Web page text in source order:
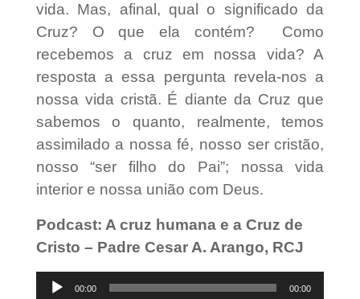
vida. Mas, afinal, qual o significado da
Cruz? O que ela contém?
Como
recebemos a cruz em nossa vida? A
resposta a essa pergunta revela-nos a
nossa vida cristã. É diante da Cruz que
sabemos o quanto, realmente, temos
assimilado a nossa fé, nosso ser cristão,
nosso “ser filho do Pai”; nossa vida
interior e nossa união com Deus.
Podcast: A cruz humana e a Cruz de
Cristo – Padre Cesar A. Arango, RCJ
Tocador00:00 00:00